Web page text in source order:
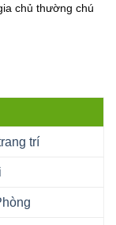
chủ thường chú
trí